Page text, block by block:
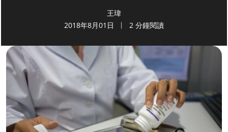
王瑋
2018年8月01日
2 分鐘閱讀